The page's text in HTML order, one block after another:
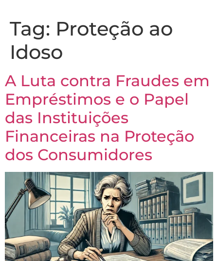
Tag: Proteção ao
Idoso
A Luta contra Fraudes em
Empréstimos e o Papel
das Instituições
Financeiras na Proteção
dos Consumidores